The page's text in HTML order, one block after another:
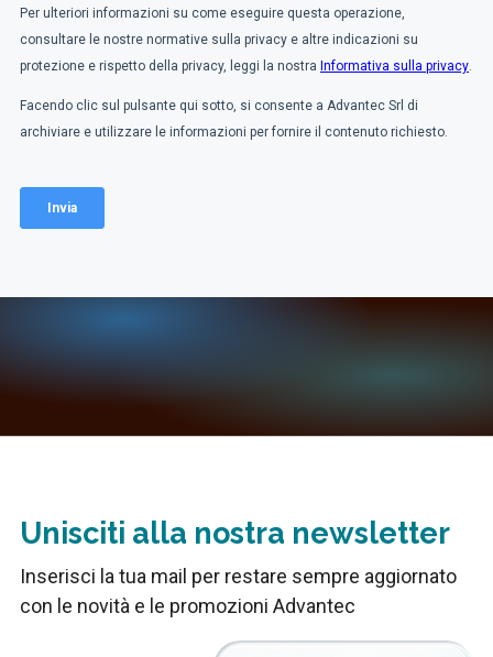
Unisciti alla nostra newsletter
Inserisci la tua mail per restare sempre aggiornato
con le novità e le promozioni Advantec